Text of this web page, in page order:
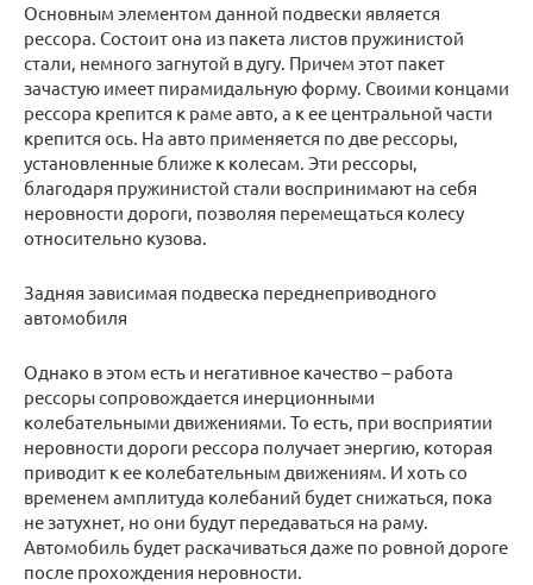
Основным элементом данной подвески является
рессора. Состоит она из пакета листов пружинистой
стали, немного загнутой в дугу. Причем этот пакет
зачастую имеет пирамидальную форму. Своими концами
рессора крепится к раме авто, а к ее центральной части
крепится ось. На авто применяется по две рессоры,
установленные ближе к колесам. Эти рессоры,
благодаря пружинистой стали воспринимают на себя
неровности дороги, позволяя перемещаться колесу
относительно кузова.
Задняя зависимая подвеска переднеприводного
автомобиля
Однако в этом есть и негативное качество – работа
рессоры сопровождается инерционными
колебательными движениями. То есть, при восприятии
неровности дороги рессора получает энергию, которая
приводит к ее колебательным движениям. И хоть со
временем амплитуда колебаний будет снижаться, пока
не затухнет, но они будут передаваться на раму.
Автомобиль будет раскачиваться даже по ровной дороге
после прохождения неровности.